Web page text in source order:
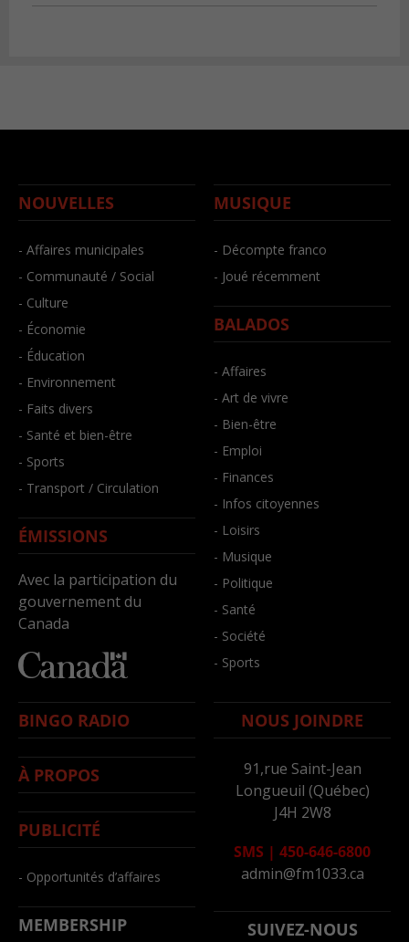
NOUVELLES
- Affaires municipales
- Communauté / Social
- Culture
- Économie
- Éducation
- Environnement
- Faits divers
- Santé et bien-être
- Sports
- Transport / Circulation
ÉMISSIONS
Avec la participation du
gouvernement du
Canada
MUSIQUE
- Décompte franco
- Joué récemment
BALADOS
- Affaires
- Art de vivre
- Bien-être
- Emploi
- Finances
- Infos citoyennes
- Loisirs
- Musique
- Politique
- Santé
- Société
- Sports
BINGO RADIO
À PROPOS
PUBLICITÉ
- Opportunités d’affaires
MEMBERSHIP
NOUS JOINDRE
91,rue Saint-Jean
Longueuil (Québec)
J4H 2W8
SMS | 450-646-6800
admin@fm1033.ca
SUIVEZ-NOUS